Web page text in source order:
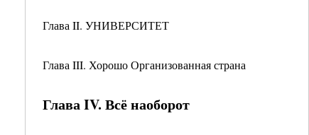
Глава II. УНИВЕРСИТЕТ
Глава III. Хорошо Организованная страна
Глава IV. Всё наоборот